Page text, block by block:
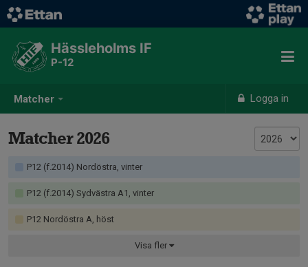
Matcher Logga in
Hässleholms IF
P-12
Matcher 2026
P12 (f.2014) Nordöstra, vinter
P12 (f.2014) Sydvästra A1, vinter
P12 Nordöstra A, höst
Visa fler